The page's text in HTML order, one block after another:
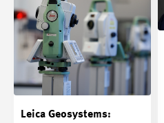
Leica Geosystems: